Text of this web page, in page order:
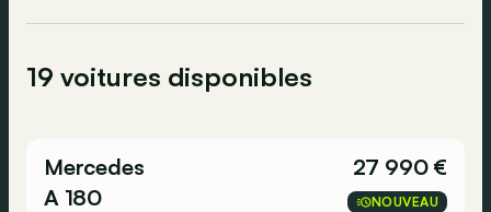
19 voitures disponibles
Mercedes
A 180
27 990 €
NOUVEAU